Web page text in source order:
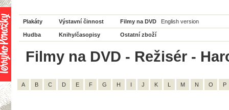
Plakáty Výstavní činnost Filmy na DVD English version
Hudba Knihy/časopisy Ostatní zboží
Filmy na DVD - Režisér -
A B C D E F G H I J K L M N O P